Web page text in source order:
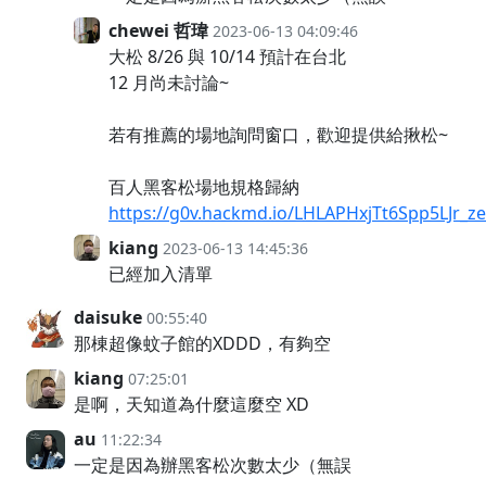
chewei 哲瑋 2023-06-13 04:09:46
大松 8/26 與 10/14 預計在台北
12 月尚未討論~
若有推薦的場地詢問窗口，歡迎提供給揪松~
百人黑客松場地規格歸納
https://g0v.hackmd.io/
kiang 2023-06-13 14:45:36
已經加入清單
daisuke 00:55:40
那棟超像蚊子館的XDDD，有夠空
kiang 07:25:01
是啊，天知道為什麼這麼空 XD
au 11:22:34
一定是因為辦黑客松次數太少（無誤